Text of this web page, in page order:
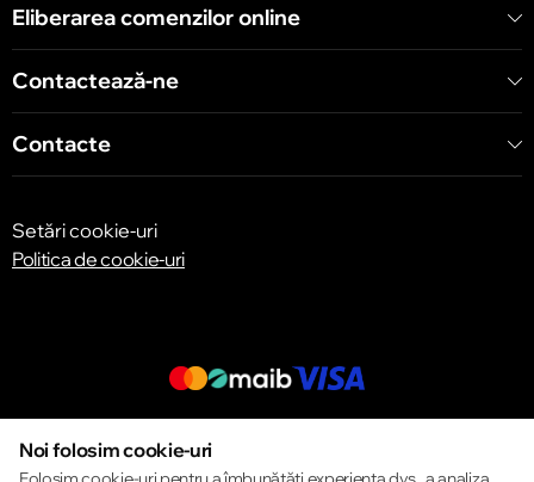
Chișinău
Eliberarea comenzilor online
Contactează-ne
Contacte
Setări cookie-uri
Politica de cookie-uri
© 2013 – 2026 ECOM
Noi folosim cookie-uri